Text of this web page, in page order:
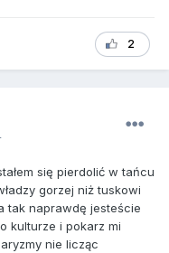
2
się pierdolić w tańcu
gorzej niż tuskowi
tak naprawdę jesteście
kulturze i pokarz mi
nie licząc